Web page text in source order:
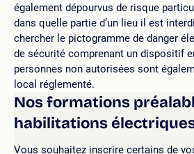
également dépourvus de risque
dans quelle partie d’un lieu il est
chercher le pictogramme de danger
de sécurité comprenant un dispositif
personnes non autorisées sont
local réglementé.
Nos formations
habilitations
Vous souhaitez inscrire certains de